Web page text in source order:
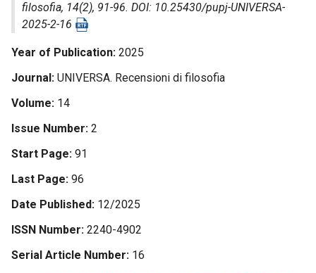
filosofia, 14(2), 91-96. DOI: 10.25430/pupj-UNIVERSA-
2025-2-16
Year of Publication 2025
Journal UNIVERSA. Recensioni di filosofia
Volume 14
Issue Number 2
Start Page 91
Last Page 96
Date Published 12/2025
ISSN Number 2240-4902
Serial Article Number 16